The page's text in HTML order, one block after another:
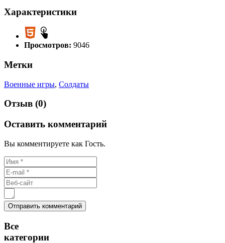
Характеристики
Просмотров: 9046
Метки
Военные игры, Солдаты
Отзыв (0)
Оставить комментарий
Вы комментируете как Гость.
Все
категории